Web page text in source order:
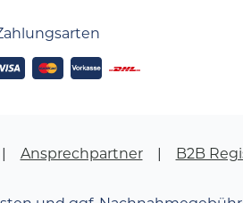
Ansprechpartner B2B